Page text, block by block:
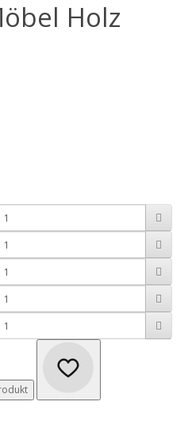
Holz